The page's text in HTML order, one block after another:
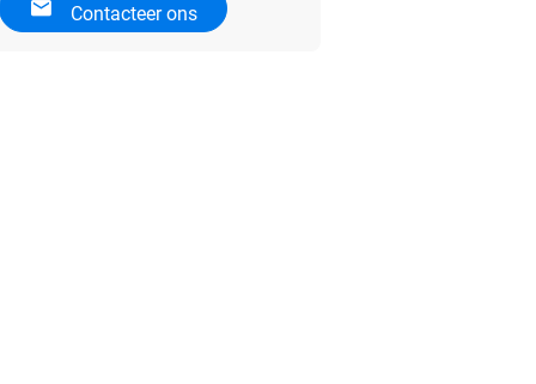
Contacteer ons